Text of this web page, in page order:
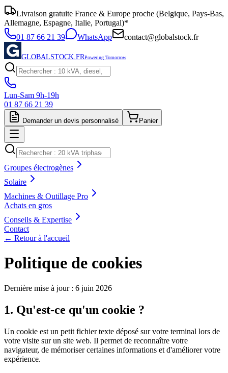
Livraison gratuite France & Europe proche (Belgique, Pays-Bas,
Allemagne, Espagne, Italie, Portugal)*
01 87 66 21 39
WhatsApp contact@globalstock.fr
GLOBALSTOCK.FRPowering Tomorrow
Lun-Sam 9h-19h
01 87 66 21 39
Demander un devis personnalisé Panier
Groupes électrogènes
Solaire
Machines & Outillage Pro
Achats en gros
Conseils & Expertise
Contact
← Retour à l'accueil
Politique de cookies
Dernière mise à jour : 6 juin 2026
1. Qu'est-ce qu'un cookie ?
Un cookie est un petit fichier texte déposé sur votre terminal lors de
votre visite sur un site web. Il permet de reconnaître votre
navigateur, de mémoriser certaines informations et d'améliorer votre
expérience.